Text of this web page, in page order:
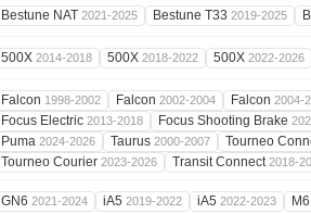
Bestune NAT 2021-2025 Bestune T33 2019-2025
500X 2014-2018 500X 2018-2022 500X 2022-2026
Falcon 1998-2002 Falcon 2002-2004 Falcon 2004-
Focus Electric 2013-2018 Focus Shooting Brake
Puma 2024-2026 Taurus 2000-2007
Tourneo
Tourneo Courier 2023-2026 Transit Connect2018-
GN6 2021-2024 iA5 2019-2022 iA5 2022-2023